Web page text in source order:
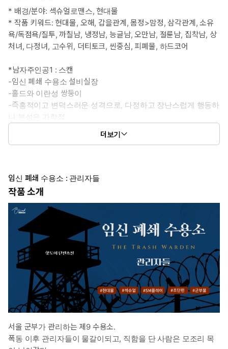
* 배경/분야: 섹슈얼로맨스, 현대물
* 작품 키워드: 현대물, 오해, 갑을관계, 몸정>맘정, 삼각관계, 소유
욕/독점욕/질투, 까칠남, 냉정남, 능글남, 오만남, 절륜남, 집착남, 상
처녀, 다정녀, 고수위, 더티토크, 씬중심, 피폐물, 하드코어
*남자주인공1 : 스캔
-임신 폐쇄 수용소 설비실장
-홀드와 이란성 쌍둥이
-즉흥적이고 변덕스러운 성격으로, 다정하고 장난스럽게 행동하
나 본성은 가학적.
-질리면 망설이지 않고 파괴하는 성격이나 롭이어만은 예외로 둔
-임신 폐쇄 수용소 소장
-스캔과 이란성 쌍둥이
-원리원칙주의자로 철저하게 계획을 세우고 오차 없이 실행하는 성
격이다. 언제나 감정을 극도로 절제한다.
-거듭 예외를 만들어내는 롭이어를 불편하게 여기나, 결국 그녀를
곁에 두려고 한다.
*여자주인공 : 롭이어
-수용자 출신 여자 청소부
-말더듬이에 불임이라는 이유로 청소부들 사이에서도 따돌림을
당하는 처지.
-순종적인 성격이며 싫은 소리도 하지 못하지만, 동물적인 직감
*이럴 때 보세요 : 의심과 속박, 비인간적인 능욕이 가미된 섹슈얼 로
더보기
임신 폐쇄 수용소 : 관리자들
작품 소개
서울 군부가 관리하는 제9 수용소.
폭동 이후 관리자들이 물갈이되고, 직함을 단 사람은 모조리 목